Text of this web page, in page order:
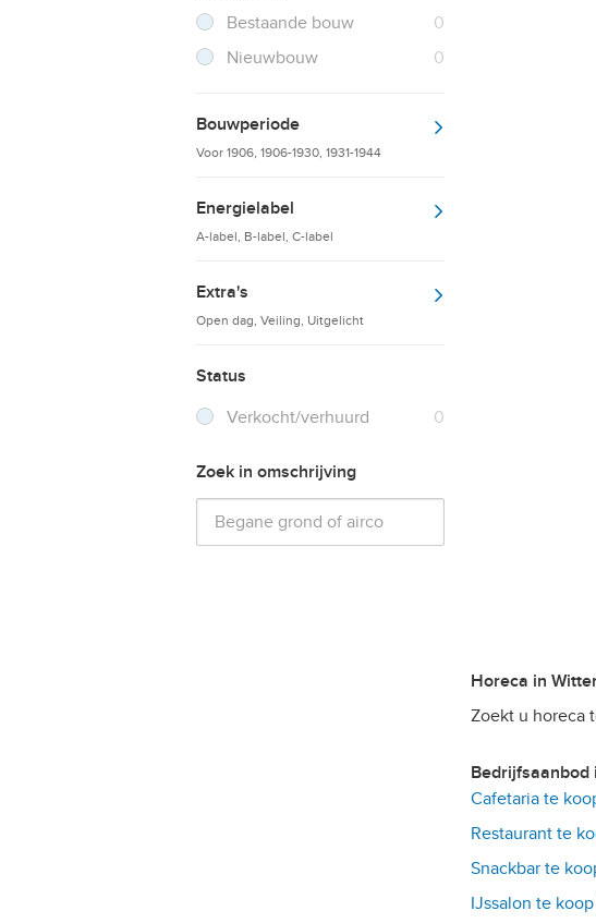
Filter verwijderen
Bestaande bouw 0
Resultaten
Nieuwbouw
0
Resultaten
Bouwperiode
Voor 1906, 1906-1930, 1931-1944
Energielabel
A-label, B-label, C-label
Extra's
Open dag, Veiling, Uitgelicht
Status
Verkocht/verhuurd
0
Zoek in omschrijving
Horeca in
Zoekt u horeca
Cafetaria te
Restaurant te
Snackbar te
IJssalon te